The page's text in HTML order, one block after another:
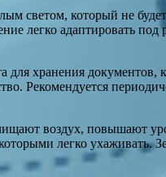
светом, который не
легко адаптировать
для хранения
Рекомендуется
воздух, повышают
легко ухаживать.